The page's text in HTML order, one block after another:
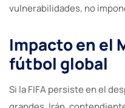
vulnerabilidades, no
Impacto en el
fútbol global
Si la FIFA persiste en el